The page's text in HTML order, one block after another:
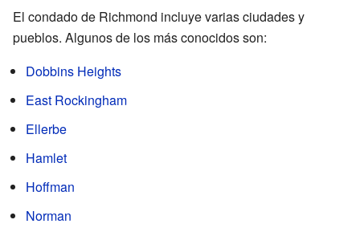
El condado de Richmond incluye varias ciudades y
pueblos. Algunos de los más conocidos son:
Dobbins Heights
East Rockingham
Ellerbe
Hamlet
Hoffman
Norman